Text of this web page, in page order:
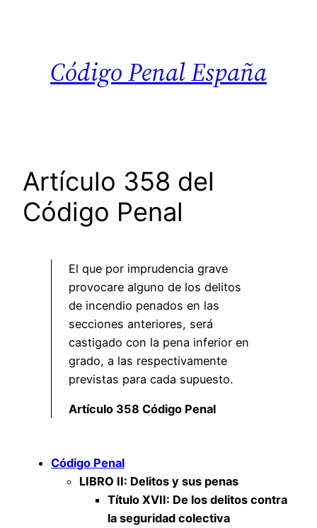
Código Penal España
Artículo 358 del
Código Penal
El que por imprudencia grave
provocare alguno de los delitos
de incendio penados en las
secciones anteriores, será
castigado con la pena inferior en
grado, a las respectivamente
previstas para cada supuesto.
Artículo 358 Código Penal
Código Penal
LIBRO II: Delitos y sus penas
Título XVII: De los delitos contra
la seguridad colectiva